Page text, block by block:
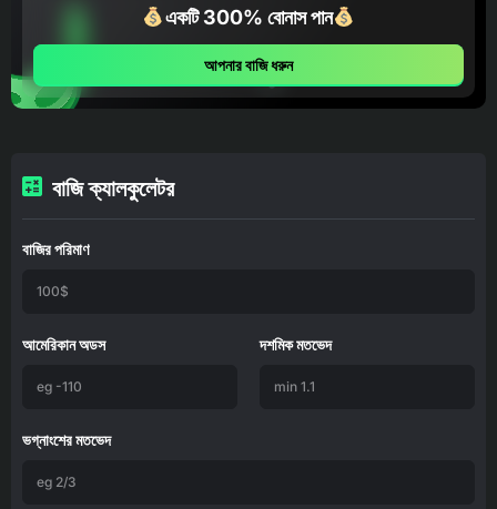
একটি 300% বোনাস পান
আপনার বাজি ধরুন
বাজি ক্যালকুলেটর
বাজির পরিমাণ
আমেরিকান অডস দশমিক মতভেদ
ভগ্নাংশের মতভেদ